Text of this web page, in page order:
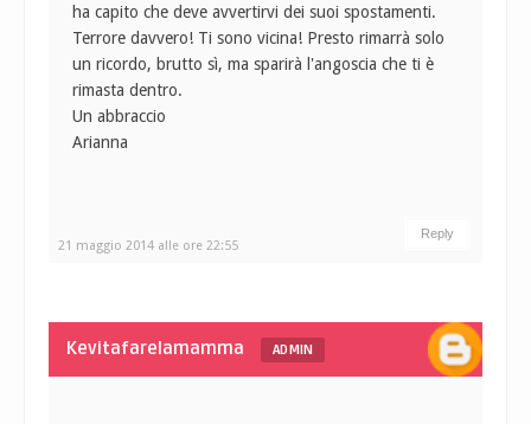
21 maggio 2014 alle ore 22:55
ha capito che deve avvertirvi dei suoi spostamenti.
Terrore davvero! Ti sono vicina! Presto rimarrà solo
un ricordo, brutto sì, ma sparirà l'angoscia che ti è
rimasta dentro.
Un abbraccio
Arianna
Reply
Kevitafarelamamma ADMIN